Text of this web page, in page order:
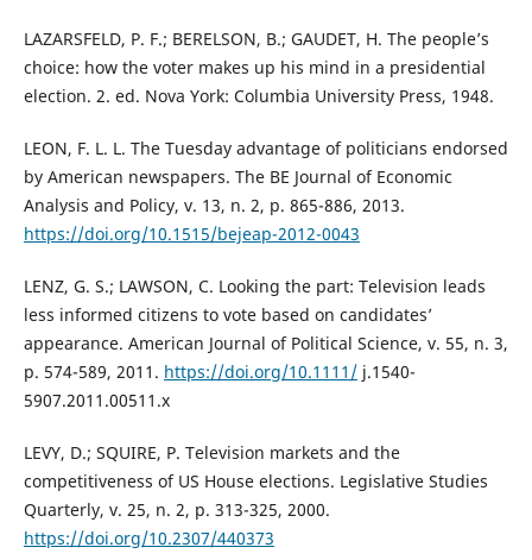
LAZARSFELD, P. F.; BERELSON, B.; GAUDET, H. The people’s
choice: how the voter makes up his mind in a presidential
election. 2. ed. Nova York: Columbia University Press, 1948.
LEON, F. L. L. The Tuesday advantage of politicians endorsed
by American newspapers. The BE Journal of Economic
Analysis and Policy, v. 13, n. 2, p. 865-886, 2013.
https://doi.org/10.1515/bejeap-2012-0043
LENZ, G. S.; LAWSON, C. Looking the part: Television leads
less informed citizens to vote based on candidates’
appearance. American Journal of Political Science, v. 55, n. 3,
p. 574-589, 2011. https://doi.org/10.1111/j.1540-
5907.2011.00511.x
LEVY, D.; SQUIRE, P. Television markets and the
competitiveness of US House elections. Legislative Studies
Quarterly, v. 25, n. 2, p. 313-325, 2000.
https://doi.org/10.2307/440373